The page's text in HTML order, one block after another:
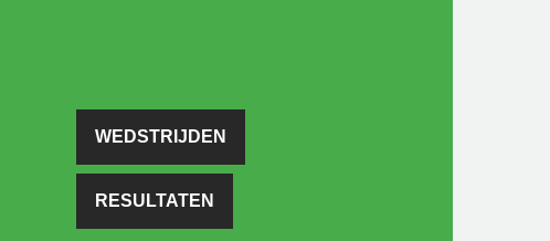
WEDSTRIJDEN
RESULTATEN